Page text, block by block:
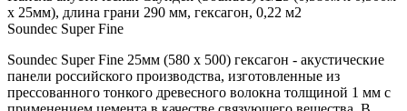
х 25мм), длина грани 290 мм, гексагон, 0,22 м2
Soundec Super Fine
Soundec Super Fine 25мм (580 x 500) гексагон - акустические
панели российского производства, изготовленные из
прессованного тонкого древесного волокна толщиной 1 мм с